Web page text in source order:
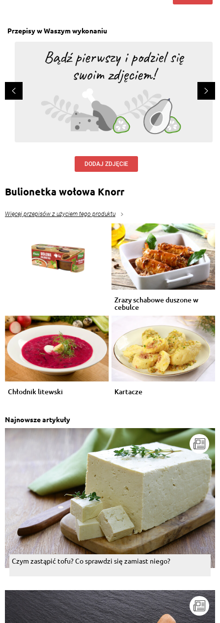
Przepisy w Waszym wykonaniu
DODAJ ZDJĘCIE
Bulionetka wołowa Knorr
Więcej przepisów z użyciem tego produktu
Zrazy schabowe duszone w
cebulce
Chłodnik litewski Kartacze
Najnowsze artykuły
Czym zastąpić tofu? Co sprawdzi się zamiast niego?